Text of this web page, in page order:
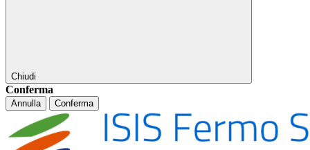
Chiudi
Conferma
Annulla Conferma